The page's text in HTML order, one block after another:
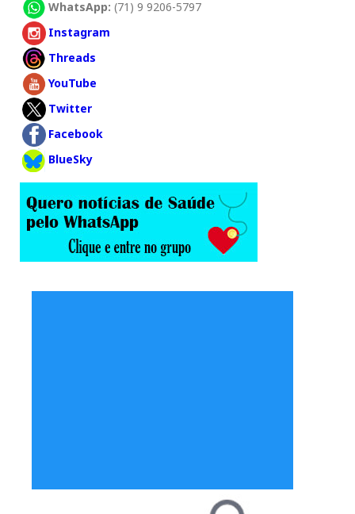
WhatsApp: (71) 9 9206-5797
Instagram
Threads
YouTube
Twitter
Facebook
BlueSky